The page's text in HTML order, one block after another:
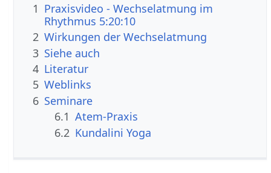
1 Praxisvideo - Wechselatmung im
Rhythmus 5:20:10
2 Wirkungen der Wechselatmung
3 Siehe auch
4 Literatur
5 Weblinks
6 Seminare
6.1 Atem-Praxis
6.2 Kundalini Yoga